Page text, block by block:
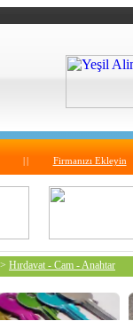
Firmanızı Ekleyin
> Hırdavat - Cam - Anahtar